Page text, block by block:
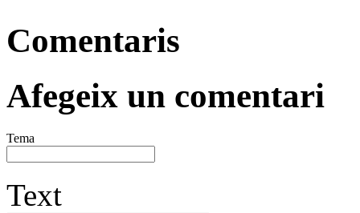
Comentaris
Afegeix un comentari
Tema
Text